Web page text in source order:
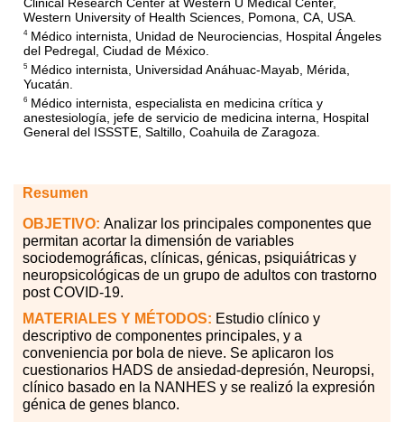
Western University of Health Sciences, Pomona, CA, USA.
4Médico internista, Unidad de Neurociencias, Hospital Ángeles
del Pedregal, Ciudad de México.
5 Médico internista, Universidad Anáhuac-Mayab, Mérida,
Yucatán.
6 Médico internista, especialista en medicina crítica y
anestesiología, jefe de servicio de medicina interna, Hospital
General del ISSSTE, Saltillo, Coahuila de Zaragoza.
Resumen
OBJETIVO: Analizar los principales componentes que
permitan acortar la dimensión de variables
sociodemográficas, clínicas, génicas, psiquiátricas y
neuropsicológicas de un grupo de adultos con trastorno
post COVID-19.
MATERIALES Y MÉTODOS: Estudio clínico y
descriptivo de componentes principales, y a
conveniencia por bola de nieve. Se aplicaron los
cuestionarios HADS de ansiedad-depresión, Neuropsi,
clínico basado en la NANHES y se realizó la expresión
génica de genes blanco.